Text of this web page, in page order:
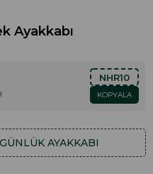
Ayakkabı
NHR10
KOPYALA
AYAKKABI